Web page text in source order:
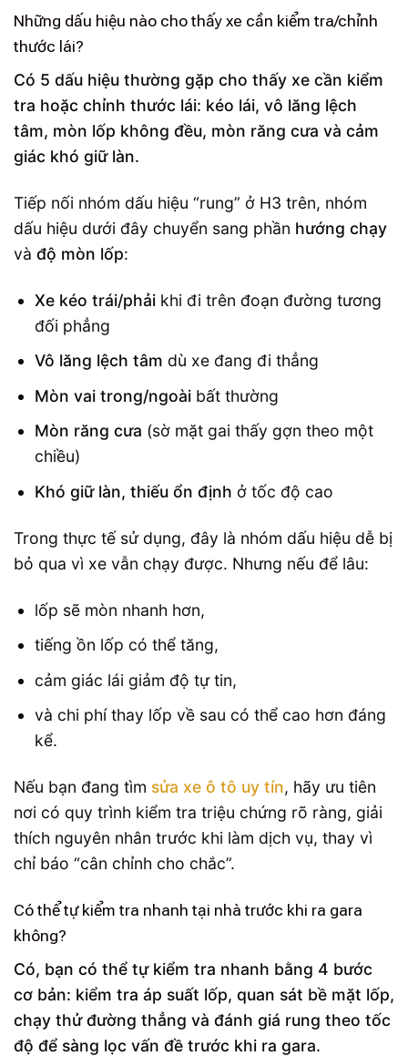
Những dấu hiệu nào cho thấy xe cần kiểm tra/chỉnh
thước lái?
Có 5 dấu hiệu thường gặp cho thấy xe cần kiểm
tra hoặc chỉnh thước lái: kéo lái, vô lăng lệch
tâm, mòn lốp không đều, mòn răng cưa và cảm
giác khó giữ làn.
Tiếp nối nhóm dấu hiệu “rung” ở H3 trên, nhóm
dấu hiệu dưới đây chuyển sang phần hướng chạy
và độ mòn lốp:
Xe kéo trái/phảikhi đi trên đoạn đường tương
đối phẳng
Vô lăng lệch tâm dù xe đang đi thẳng
Mòn vai trong/ngoàibất thường
Mòn răng cưa (sờ mặt gai thấy gợn theo một
chiều)
Khó giữ làn, thiếu ổn định ở tốc độ cao
Trong thực tế sử dụng, đây là nhóm dấu hiệu dễ bị
bỏ qua vì xe vẫn chạy được. Nhưng nếu để lâu:
lốp sẽ mòn nhanh hơn,
tiếng ồn lốp có thể tăng,
cảm giác lái giảm độ tự tin,
và chi phí thay lốp về sau có thể cao hơn đáng
kể.
Nếu bạn đang tìm sửa xe ô tô uy tín, hãy ưu tiên
nơi có quy trình kiểm tra triệu chứng rõ ràng, giải
thích nguyên nhân trước khi làm dịch vụ, thay vì
chỉ báo “cân chỉnh cho chắc”.
Có thể tự kiểm tra nhanh tại nhà trước khi ra gara
không?
Có, bạn có thể tự kiểm tra nhanh bằng 4 bước
cơ bản: kiểm tra áp suất lốp, quan sát bề mặt lốp,
chạy thử đường thẳng và đánh giá rung theo tốc
độ để sàng lọc vấn đề trước khi ra gara.